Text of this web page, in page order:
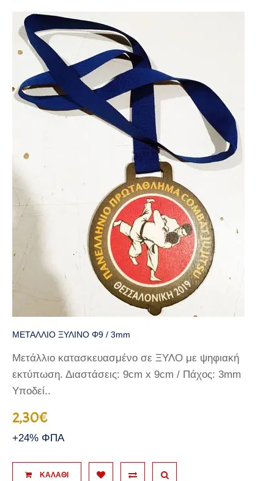
ΜΕΤΑΛΛΙΟ ΞΥΛΙΝΟ Φ9 / 3mm
Μετάλλιο κατασκευασμένο σε ΞΥΛΟ με ψηφιακή
εκτύπωση. Διαστάσεις: 9cm x 9cm / Πάχος: 3mm
Υποδεί..
2,30€
+24% ΦΠΑ
ΚΑΛΆΘΙ